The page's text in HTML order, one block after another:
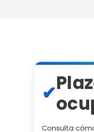
✔
Consulta